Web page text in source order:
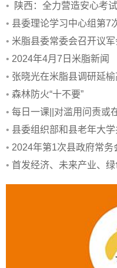
•
陕西：全力营造安心考
• 县委理论学习中心组第7
• 米脂县委常委会召开议军
• 2024年4月7日米脂新闻
• 张晓光在米脂县调研延
• 森林防火“十不要”
• 每日一课||对滥用问责或
处分规定
• 县委组织部和县老年大
讲座
• 2024年第1次县政府常务
• 首发经济、未来产业、